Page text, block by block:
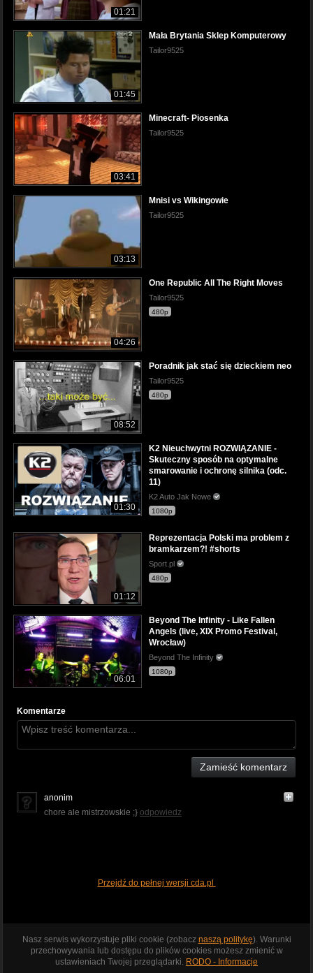
01:21
01:45
Mała Brytania Sklep Komputerowy
Tailor9525
03:41
Minecraft- Piosenka
Tailor9525
03:13
Mnisi vs Wikingowie
Tailor9525
04:26
One Republic All The Right Moves
Tailor9525
480p
08:52
Poradnik jak stać się dzieckiem neo
Tailor9525
480p
01:30
K2 Nieuchwytni ROZWIĄZANIE -
Skuteczny sposób na optymalne
smarowanie i ochronę silnika (odc.
11)
K2 Auto Jak Nowe
1080p
01:12
Reprezentacja Polski ma problem z
bramkarzem?! #shorts
Sport.pl
480p
06:01
Beyond The Infinity - Like Fallen
Angels (live, XIX Promo Festival,
Wrocław)
Beyond The Infinity
1080p
Komentarze
Zamieść komentarz
anonim
chore ale mistrzowskie ;} odpowiedz
Przejdź do pełnej wersji cda.pl
Nasz serwis wykorzystuje pliki cookie (zobacz naszą politykę). Warunki
przechowywania lub dostępu do plików cookies możesz zmienić w
ustawieniach Twojej przeglądarki. RODO - Informacje